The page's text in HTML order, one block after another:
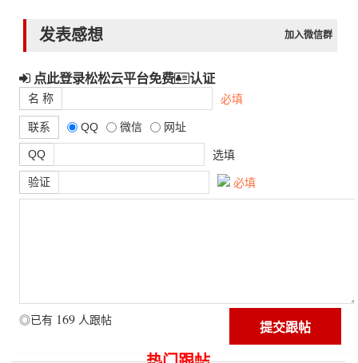
发表感想 加入微信群
点此登录松松云平台免费 认证
名 称 必填
联系 QQ 微信 网址
QQ 选填
验证 必填
◎已有 169 人跟帖